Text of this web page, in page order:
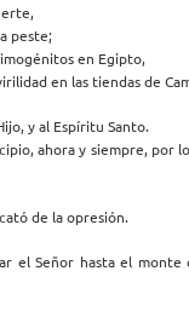
peste;
en Egipto,
en las tiendas de
y al Espíritu Santo.
ahora y siempre, por
de la opresión.
el Señor hasta el monte